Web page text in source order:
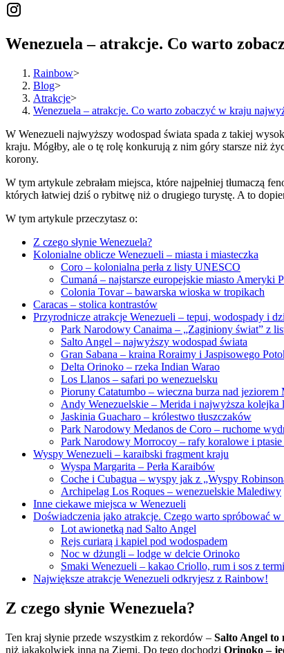
Wenezuela – atrakcje. Co warto
Rainbow>
Blog>
Atrakcje>
Wenezuela – atrakcje. Co warto zobaczyć w kraju
W Wenezueli najwyższy wodospad świata spada z takiej
kraju. Mógłby, ale o tę rolę konkurują z nim góry starsze niż
korony.
W tym artykule zebrałam miejsca, które najpełniej tłumaczą
których łatwiej dziś o rybitwę niż o drugiego turystę. A to
W tym artykule przeczytasz o:
Z czego słynie Wenezuela?
Kolonialne oblicze Wenezueli – miasta i miasteczka
Coro – kolonialna perła z listy UNESCO
Cumaná – najstarsze europejskie miasto Ameryki
Colonia Tovar – bawarska wioska w tropikach
Caracas – stolica kontrastów
Przyrodnicze atrakcje Wenezueli – tepui, wodospady i
Park Narodowy Canaima – „Zaginiony świat” z
Salto Angel – najwyższy wodospad świata
Gran Sabana – kraina Roraimy i Jaspisowego
Delta Orinoko – rzeka Indian Warao
Los Llanos – safari po wenezuelsku
Pioruny Catatumbo – wieczna burza nad jeziorem
Andy Wenezuelskie – Merida i najwyższa kolejka
Jaskinia Guacharo – królestwo tłuszczaków
Park Narodowy Medanos de Coro – ruchome
Park Narodowy Morrocoy – rafy koralowe i
Wyspy Wenezueli – karaibski fragment kraju
Wyspa Margarita – Perła Karaibów
Coche i Cubagua – wyspy jak z „Wyspy
Archipelag Los Roques – wenezuelskie Malediwy
Inne ciekawe miejsca w Wenezueli
Doświadczenia jako atrakcje. Czego warto spróbować w
Lot awionetką nad Salto Angel
Rejs curiarą i kąpiel pod wodospadem
Noc w dżungli – lodge w delcie Orinoko
Smaki Wenezueli – kakao Criollo, rum i sos z
Największe atrakcje Wenezueli odkryjesz z Rainbow!
Z czego słynie Wenezuela?
Ten kraj słynie przede wszystkim z rekordów – Salto Angel to
niż jakakolwiek inna na Ziemi. Do tego dochodzi Orinoko –